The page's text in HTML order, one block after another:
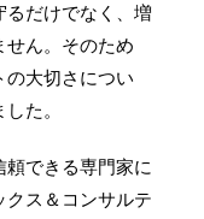
るだけでなく、増
せん。そのため
の大切さについ
た。
できる専門家に
ス＆コンサルテ